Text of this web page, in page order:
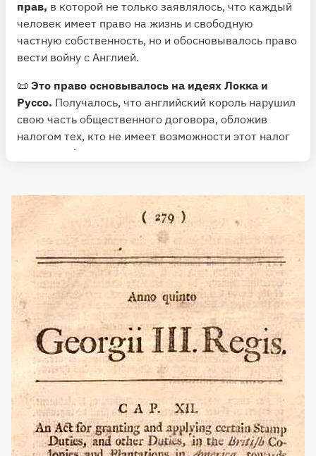
прав, в которой не только заявлялось, что каждый
человек имеет право на жизнь и свободную
частную собственность, но и обосновывалось право
вести войну с Англией.
📜 Это право основывалось на идеях Локка и
Руссо. Получалось, что английский король нарушил
свою часть общественного договора, обложив
налогом тех, кто не имеет возможности этот налог
оспорить. А значит, американские колонисты имели
1️⃣ Это было первое в истории практическое
применение идей просветителей в политике.
принципы развивала североамериканская
конституция, которую приняли в 1787 году.
👏
Конституция, помимо самоуправления,
разделения властей, полной независимости
судей, веротерпимости и экономических свобод,
подчеркивала и защищу прав любого
гражданина и человека.
Фактически конституция
США выстроена на идеях французского
просвещения.